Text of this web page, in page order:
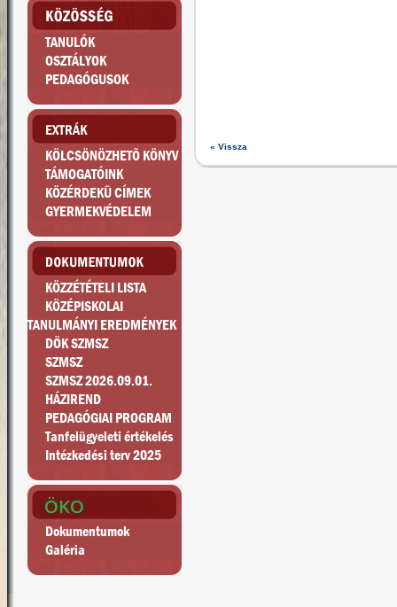
TANULÓK
OSZTÁLYOK
PEDAGÓGUSOK
KÖLCSÖNÖZHETÕ KÖNYV
TÁMOGATÓINK
KÖZÉRDEKÛ CÍMEK
GYERMEKVÉDELEM
KÖZZÉTÉTELI LISTA
KÖZÉPISKOLAI
TANULMÁNYI EREDMÉNYEK
DÖK SZMSZ
SZMSZ
SZMSZ 2026.09.01.
HÁZIREND
PEDAGÓGIAI PROGRAM
Tanfelügyeleti értékelés
Intézkedési terv 2025
Dokumentumok
Galéria
« Vissza